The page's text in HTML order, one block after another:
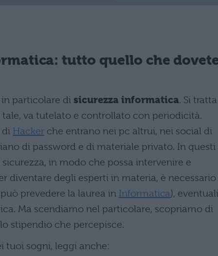
tutto quello che
particolare di sicurezza informatica. Si
va tutelato e controllato con periodicità.
di Hackerche entrano nei pc altrui, nei social di
di password e di materiale privato. In questi
in modo che possa intervenire e
diventare degli esperti in materia, è necessario
prevedere la laurea in Informatica),
Ma scendiamo nel particolare, scopriamo di
stipendio che percepisce.
tuoi sogni, leggi anche: